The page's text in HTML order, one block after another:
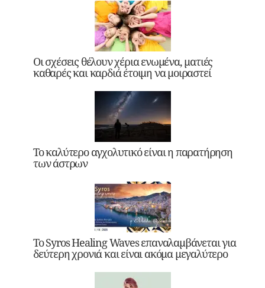
Οι σχέσεις θέλουν χέρια ενωμένα, ματιές
καθαρές και καρδιά έτοιμη να μοιραστεί
Το καλύτερο αγχολυτικό είναι η παρατήρηση
των άστρων
Το Syros Healing Waves επαναλαμβάνεται για
δεύτερη χρονιά και είναι ακόμα μεγαλύτερο